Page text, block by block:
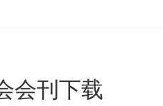
会刊下载